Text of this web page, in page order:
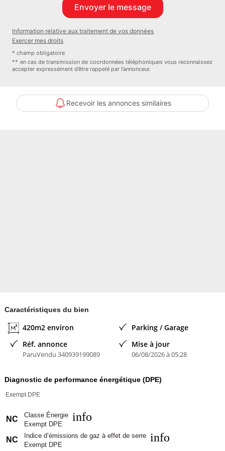
disponibles sur le site Géorisques : www. georisques. gouv. fr.
Réseau Immobilier CAPIFRANCE - Votre agent commercial (RSAC
N°824 350 409 - Greffe de ROANNE) Loïc SEIGNOL Entrepreneur
Nom du négociateur : SEIGNOL Loïc
Information relative aux traitement de vos données
Exercer mes droits
* champ obligatoire
** en cas de transmission de coordonnées téléphoniques vous reconnaissez
accepter expressément d’être rappelé par l’annonceur.
Recevoir les annonces similaires
Caractéristiques du bien
420m2 environ
Parking / Garage
Réf. annonce
ParuVendu 340939199089
Mise à jour
06/08/2026 à 05:28
Diagnostic de performance énergétique (DPE)
Exempt DPE
NC
Classe Énergie
Exempt DPE
info
NC
Indice d’émissions de gaz à effet de serre
Exempt DPE
info